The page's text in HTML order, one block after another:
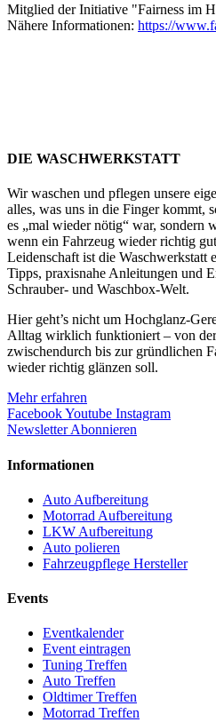
Mitglied der Initiative "Fairness im
Nähere Informationen: https://
DIE WASCHWERKSTATT
Wir waschen und pflegen unsere
alles, was uns in die Finger kommt,
es „mal wieder nötig“ war, sondern
wenn ein Fahrzeug wieder richtig
Leidenschaft ist die Waschwerkstatt
Tipps, praxisnahe Anleitungen und
Schrauber- und Waschbox-Welt.
Hier geht’s nicht um Hochglanz-
Alltag wirklich funktioniert – von
zwischendurch bis zur gründlichen
wieder richtig glänzen soll.
Mehr erfahren
FacebookYoutube Instagram
Newsletter Abonnieren
Informationen
Auto Aufbereitung
Motorrad Aufbereitung
LKW Aufbereitung
Auto polieren
Fahrzeugpflege Hersteller
Events
Eventkalender
Event eintragen
Tuning Treffen
Auto Treffen
Oldtimer Treffen
Motorrad Treffen